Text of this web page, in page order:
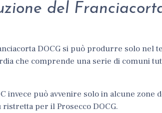
del
DOCG si può produrre solo nel
che comprende una serie di comuni
invece può avvenire solo in alcune zone
per il Prosecco DOCG.